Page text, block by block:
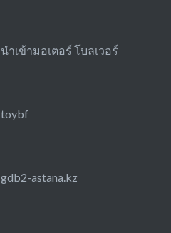
นำเข้ามอเตอร์ โบลเวอร์
toybf
gdb2-astana.kz